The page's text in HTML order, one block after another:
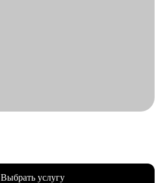
Выбрать услугу